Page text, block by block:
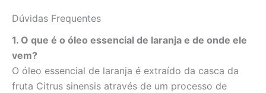
Dúvidas Frequentes
1. O que é o óleo essencial de laranja e de onde ele
vem?
O óleo essencial de laranja é extraído da casca da
fruta Citrus sinensis através de um processo de